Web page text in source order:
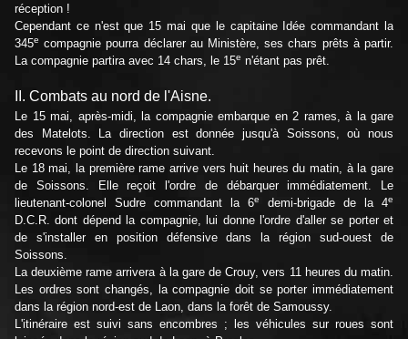
réception !
Cependant ce n'est que 15 mai que le capitaine Idée commandant la
345e compagnie pourra déclarer au Ministère, ses chars prêts à partir.
La compagnie partira avec 14 chars, le 15e n'étant pas prêt.
II. Combats au nord de l'Aisne.
Le 15 mai, après-midi, la compagnie embarque en 2 rames, à la gare
des Matelots. La direction est donnée jusqu'à Soissons, où nous
recevons le point de direction suivant.
Le 18 mai, la première rame arrive vers huit heures du matin, à la gare
de Soissons. Elle reçoit l'ordre de débarquer immédiatement. Le
lieutenant-colonel Sudre commandant la 6e demi-brigade de la 4e
D.C.R. dont dépend la compagnie, lui donne l'ordre d'aller se porter et
de s'installer en position défensive dans la région sud-ouest de
Soissons.
La deuxième rame arrivera à la gare de Crouy, vers 11 heures du matin.
Les ordres sont changés, la compagnie doit se porter immédiatement
dans la région nord-est de Laon, dans la forêt de Samoussy.
L'itinéraire est suivi sans encombres ; les véhicules sur roues sont